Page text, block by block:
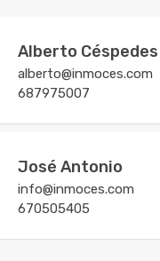
Alberto Céspedes
alberto@inmoces.com
687975007
José Antonio
info@inmoces.com
670505405